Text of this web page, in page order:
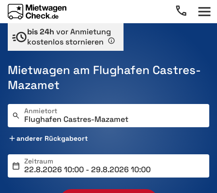
bis 24h vor Anmietung
kostenlos stornieren
Mietwagen am Flughafen Castres-
Mazamet
Anmietort
anderer Rückgabeort
Zeitraum